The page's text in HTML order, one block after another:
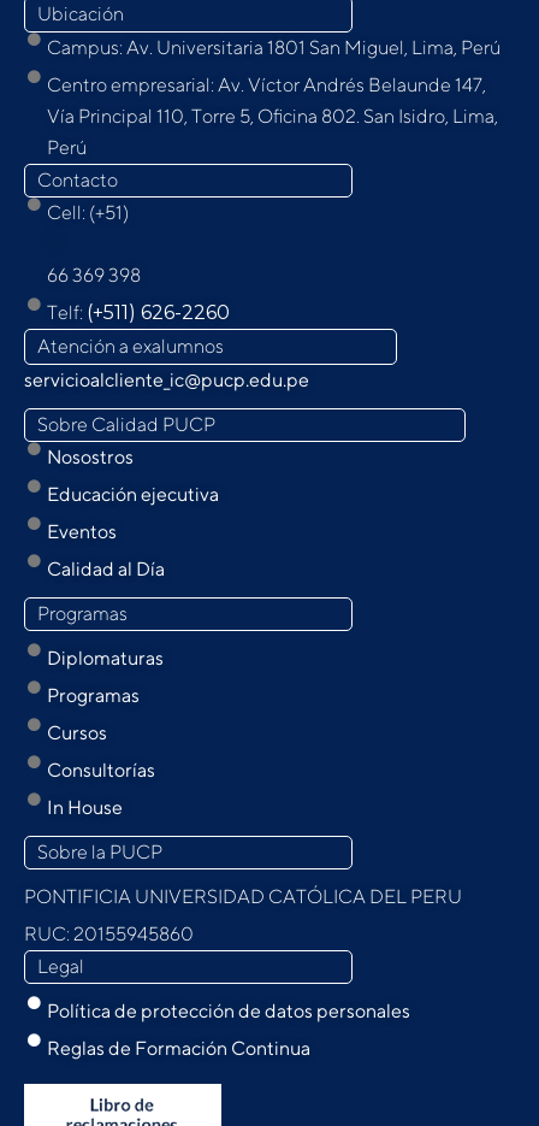
Ubicación
Campus: Av. Universitaria 1801 San Miguel, Lima, Perú
Centro empresarial: Av. Víctor Andrés Belaunde 147,
Vía Principal 110, Torre 5, Oﬁcina 802. San Isidro, Lima,
Perú
Contacto
Cell: (+51)
66 369 398
Telf: (+511) 626-2260
Atención a exalumnos
servicioalcliente_ic@pucp.edu.pe
Sobre Calidad PUCP
Nosostros
Educación ejecutiva
Eventos
Calidad al Día
Programas
Diplomaturas
Programas
Cursos
Consultorías
In House
Sobre la PUCP
PONTIFICIA UNIVERSIDAD CATÓLICA DEL PERU
RUC: 20155945860
Legal
Política de protección de datos personales
Reglas de Formación Continua